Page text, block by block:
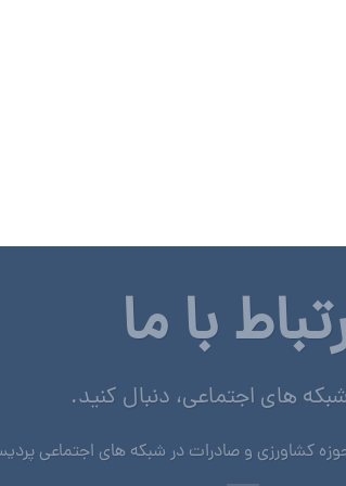
با ما
های اجتماعی، دنبال کنید.
کشاورزی و صادرات در شبکه های اجتماعی